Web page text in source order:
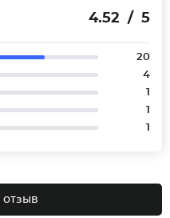
4.52 / 5
20
4
1
1
1
отзыв